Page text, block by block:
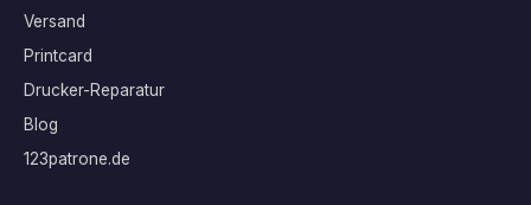
Versand
Printcard
Drucker-Reparatur
Blog
123patrone.de